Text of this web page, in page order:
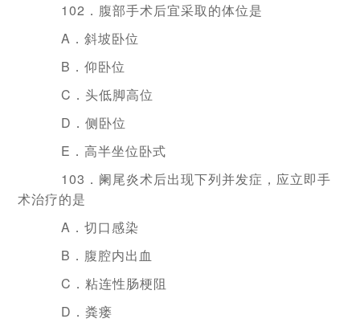
102．腹部手术后宜采取的体位是
A．斜坡卧位
B．仰卧位
C．头低脚高位
D．侧卧位
E．高半坐位卧式
103．阑尾炎术后出现下列并发症，应立即手
术治疗的是
A．切口感染
B．腹腔内出血
C．粘连性肠梗阻
D．粪瘘